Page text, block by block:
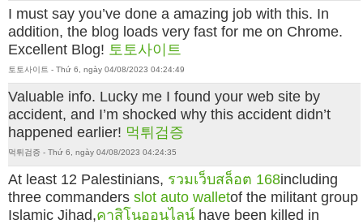
I must say you’ve done a amazing job with this. In
addition, the blog loads very fast for me on Chrome.
Excellent Blog! 토토사이트
토토사이트 - Thứ 6, ngày 04/08/2023 04:24:49
Valuable info. Lucky me I found your web site by
accident, and I’m shocked why this accident didn’t
happened earlier! 먹튀검증
먹튀검증 - Thứ 6, ngày 04/08/2023 04:24:35
At least 12 Palestinians, รวมเว็บสล็อต 168including
three commanders slot auto walletof the militant group
Islamic Jihad,คาสิโนออนไลน์ have been killed in